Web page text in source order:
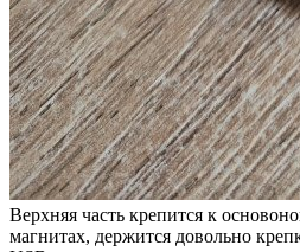
Верхняя часть крепится к
магнитах, держится довольно